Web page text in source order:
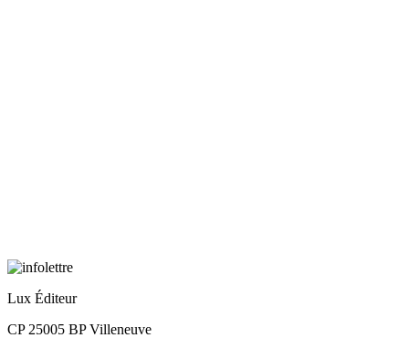
Lux Éditeur
CP 25005 BP Villeneuve